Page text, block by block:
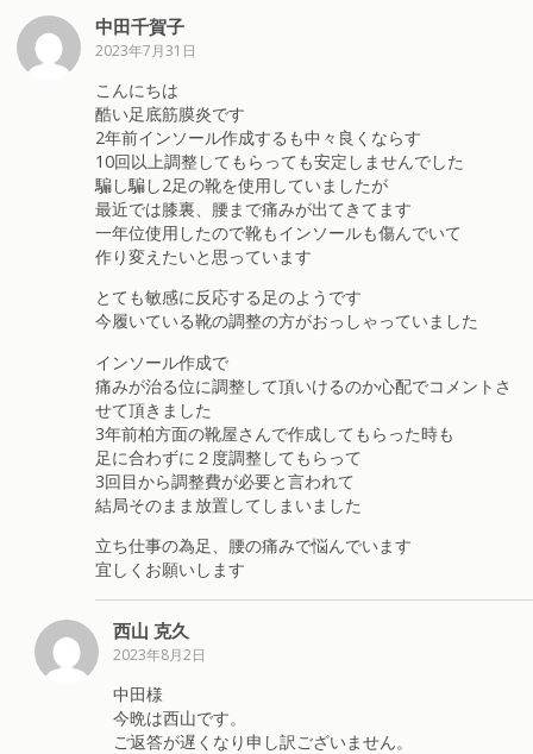
中田千賀子
2023年7月31日
こんにちは
酷い足底筋膜炎です
2年前インソール作成するも中々良くならす
10回以上調整してもらっても安定しませんでした
騙し騙し2足の靴を使用していましたが
最近では膝裏、腰まで痛みが出てきてます
一年位使用したので靴もインソールも傷んでいて
作り変えたいと思っています
とても敏感に反応する足のようです
今履いている靴の調整の方がおっしゃっていました
インソール作成で
痛みが治る位に調整して頂いけるのか心配でコメントさ
せて頂きました
3年前柏方面の靴屋さんで作成してもらった時も
足に合わずに２度調整してもらって
3回目から調整費が必要と言われて
結局そのまま放置してしまいました
立ち仕事の為足、腰の痛みで悩んでいます
宜しくお願いします
西山 克久
2023年8月2日
中田様
今晩は西山です。
ご返答が遅くなり申し訳ございません。